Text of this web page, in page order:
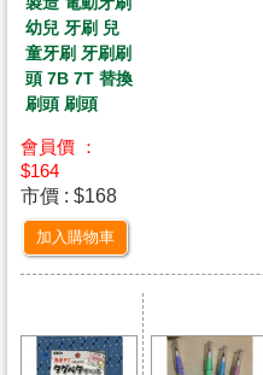
幼兒 牙刷 兒
童牙刷 牙刷刷
頭 7B 7T 替換
刷頭 刷頭
會員價 ：
$164
市價 : $168
加入購物車